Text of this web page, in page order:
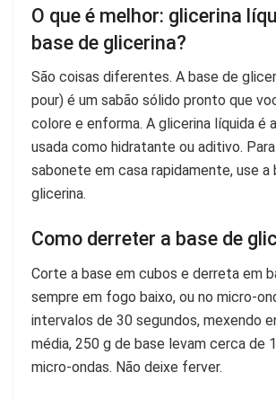
O que é melhor: glicerina
base de glicerina?
São coisas diferentes. A base de
pour) é um sabão sólido pronto que
colore e enforma. A glicerina líquida é
usada como hidratante ou aditivo.
sabonete em casa rapidamente, use a
glicerina.
Como derreter a base de
Corte a base em cubos e derreta em
sempre em fogo baixo, ou no micro-
intervalos de 30 segundos, mexendo
média, 250 g de base levam cerca de
micro-ondas. Não deixe ferver.